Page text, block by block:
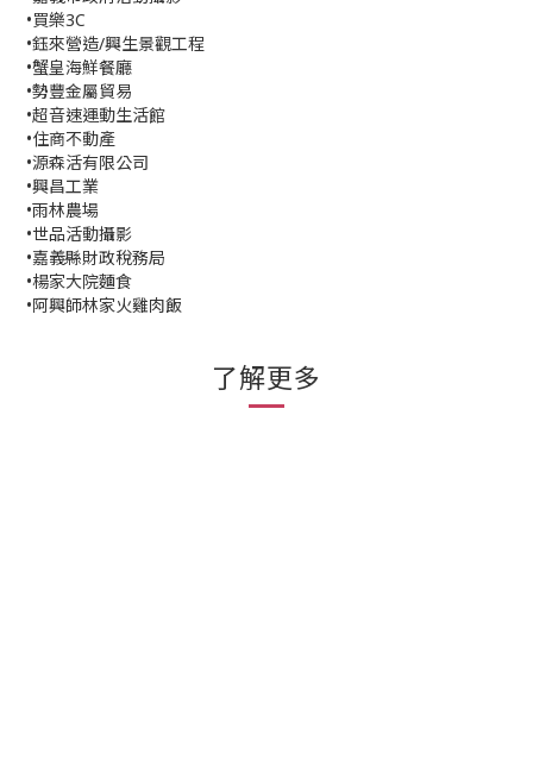
•買樂3C
•鈺來營造/興生景觀工程
•蟹皇海鮮餐廳
•勢豐金屬貿易
•超音速運動生活館
•住商不動產
•源森活有限公司
•興昌工業
•雨林農場
•世品活動攝影
•嘉義縣財政稅務局
•楊家大院麵食
•阿興師林家火雞肉飯
了解更多